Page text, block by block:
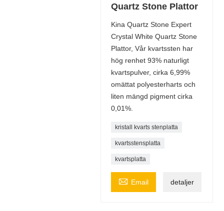
Quartz Stone Plattor
Kina Quartz Stone Expert
Crystal White Quartz Stone
Plattor, Vår kvartssten har
hög renhet 93% naturligt
kvartspulver, cirka 6,99%
omättat polyesterharts och
liten mängd pigment cirka
0,01%.
kristall kvarts stenplatta
kvartsstensplatta
kvartsplatta
 Email detaljer